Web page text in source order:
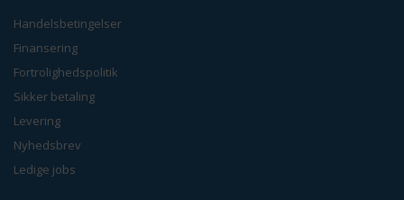
Handelsbetingelser
Finansering
Fortrolighedspolitik
Sikker betaling
Levering
Nyhedsbrev
Ledige jobs